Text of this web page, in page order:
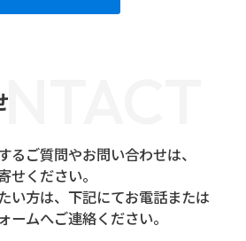
るご質問やお問い合わせは、
せください。
い方は、下記にてお電話または
ームへご連絡ください。